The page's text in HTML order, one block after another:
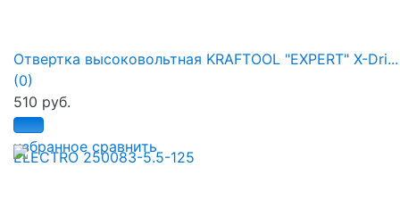
избранное сравнить
Отвертка высоковольтная KRAFTOOL "EXPERT" X-Dri...
(0)
510 руб.